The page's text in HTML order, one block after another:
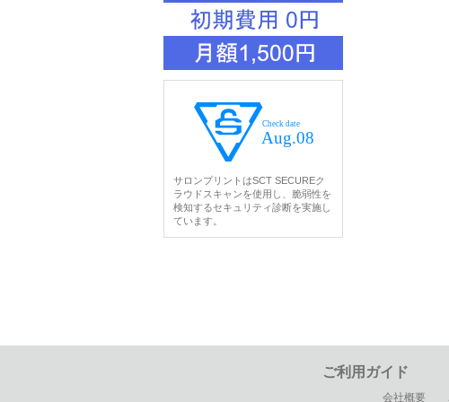
サロンプリントはSCT SECUREク
ラウドスキャンを使用し、脆弱性を
検知するセキュリティ診断を実施し
ています。
ご利用ガイド
会社概要